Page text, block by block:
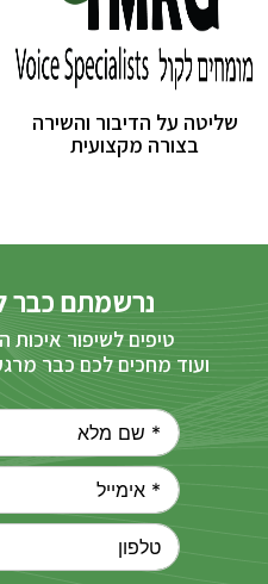
שליטה על הדיבור והשירה
בצורה מקצועית
נרשמתם כבר
טיפים לשיפור איכות
ועוד מחכים לכם כבר